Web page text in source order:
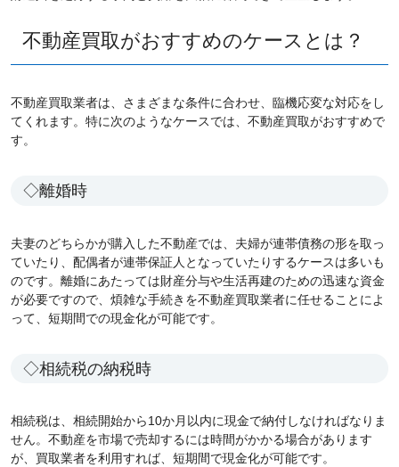
不動産買取がおすすめのケースとは？
不動産買取業者は、さまざまな条件に合わせ、臨機応変な対応をし
てくれます。特に次のようなケースでは、不動産買取がおすすめで
す。
◇離婚時
夫妻のどちらかが購入した不動産では、夫婦が連帯債務の形を取っ
ていたり、配偶者が連帯保証人となっていたりするケースは多いも
のです。離婚にあたっては財産分与や生活再建のための迅速な資金
が必要ですので、煩雑な手続きを不動産買取業者に任せることによ
って、短期間での現金化が可能です。
◇相続税の納税時
相続税は、相続開始から10か月以内に現金で納付しなければなりま
せん。不動産を市場で売却するには時間がかかる場合があります
が、買取業者を利用すれば、短期間で現金化が可能です。